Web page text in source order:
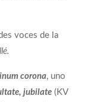
voces de la
corona, uno
jubilate(KV